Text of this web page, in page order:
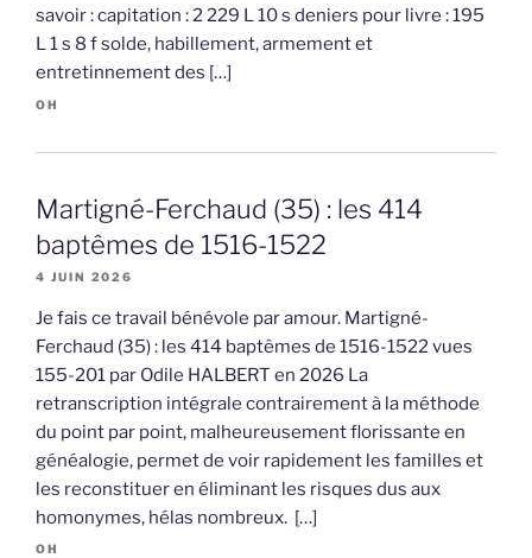
savoir : capitation : 2 229 L 10 s deniers pour livre : 195
L 1 s 8 f solde, habillement, armement et
entretinnement des […]
OH
Martigné-Ferchaud (35) : les 414
baptêmes de 1516-1522
4 JUIN 2026
Je fais ce travail bénévole par amour. Martigné-
Ferchaud (35) : les 414 baptêmes de 1516-1522 vues
155-201 par Odile HALBERT en 2026 La
retranscription intégrale contrairement à la méthode
du point par point, malheureusement florissante en
généalogie, permet de voir rapidement les familles et
les reconstituer en éliminant les risques dus aux
homonymes, hélas nombreux. […]
OH